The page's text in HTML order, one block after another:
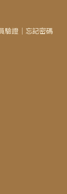
驗證│忘記密碼